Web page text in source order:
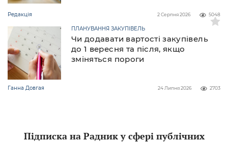
Редакція 5048
2 Серпня 2026
Чи додавати вартості закупівель
до 1 вересня та після, якщо
зміняться пороги
ПЛАНУВАННЯ ЗАКУПІВЕЛЬ
Ганна Довгая 2703
24 Липня 2026
Підписка на Радник у сфері публічних